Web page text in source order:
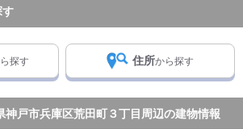
す
探す 住所から探す
神戸市兵庫区荒田町３丁目周辺の建物情報